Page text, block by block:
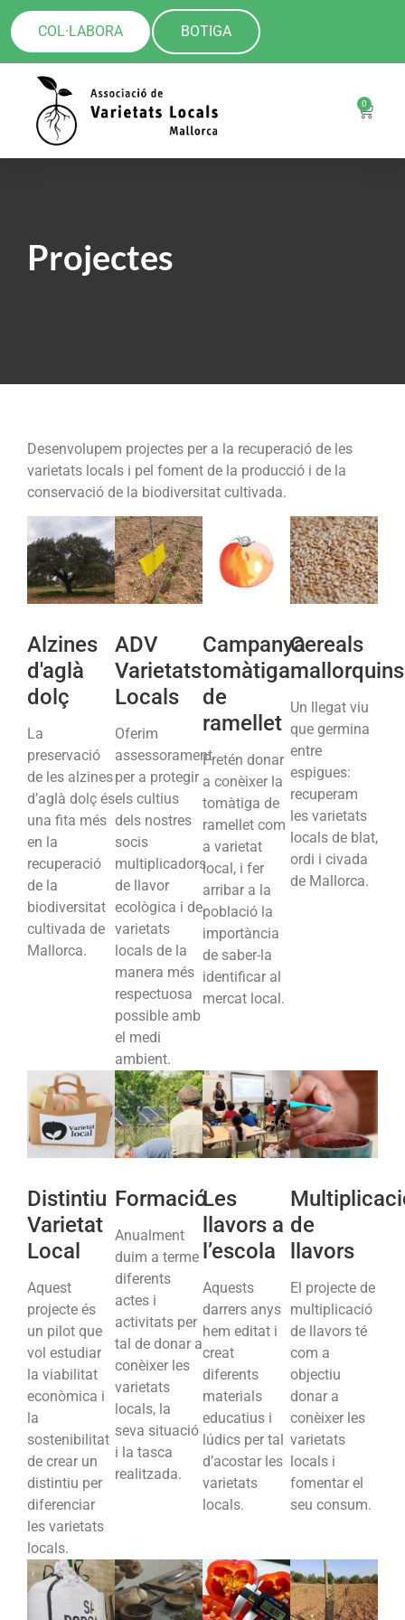
COL·LABORA BOTIGA
0
Projectes
Desenvolupem projectes per a la recuperació de les
varietats locals i pel foment de la producció i de la
conservació de la biodiversitat cultivada.
Alzines
d'aglà
dolç
La
preservació
de les alzines
d’aglà dolç és
una fita més
en la
recuperació
de la
biodiversitat
cultivada de
Mallorca.
ADV
Varietats
Locals
Oferim
assessorament
per a protegir
els cultius
dels nostres
socis
multiplicadors
de llavor
ecològica i de
varietats
locals de la
manera més
respectuosa
possible amb
el medi
ambient.
Campanya
tomàtiga
de
ramellet
Pretén donar
a conèixer la
tomàtiga de
ramellet com
a varietat
local, i fer
arribar a la
població la
importància
de saber-la
identificar al
mercat local.
Cereals
mallorquins
Un llegat viu
que germina
entre
espigues:
recuperam
les varietats
locals de blat,
ordi i civada
de Mallorca.
Distintiu
Varietat
Local
Aquest
projecte és
un pilot que
vol estudiar
la viabilitat
econòmica i
la
sostenibilitat
de crear un
distintiu per
diferenciar
les varietats
locals.
Formació
Anualment
duim a terme
diferents
actes i
activitats per
tal de donar a
conèixer les
varietats
locals, la
seva situació
i la tasca
realitzada.
Les
llavors a
l’escola
Aquests
darrers anys
hem editat i
creat
diferents
materials
educatius i
lúdics per tal
d’acostar les
varietats
locals.
de
llavors
El projecte de
multiplicació
de llavors té
com a
objectiu
donar a
conèixer les
varietats
locals i
fomentar el
seu consum.